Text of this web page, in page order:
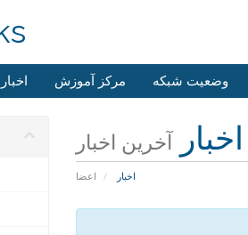
اخبار مرکز آموزش وضعیت شبکه
اخبار
اعضا اخبار